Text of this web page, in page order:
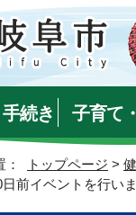
続き 子育て
： トップページ >
前イベントを行い